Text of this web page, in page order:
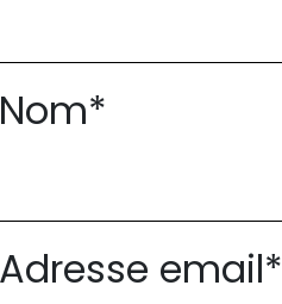
Nom*
Adresse email*